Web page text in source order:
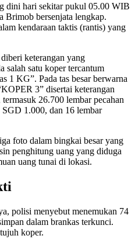
dini hari sekitar pukul 05.00 WIB
Brimob bersenjata lengkap.
kendaraan taktis (rantis) yang
keterangan yang
salah satu koper tercantum
1 KG”. Pada tas besar berwarna
3” disertai keterangan
26.700 lembar pecahan
1.000, dan 16 lembar
foto dalam bingkai besar yang
penghitung uang yang diduga
uang tunai di lokasi.
polisi menyebut menemukan 74
dalam brankas terkunci.
koper.